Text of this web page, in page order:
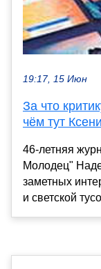
19:17, 15 Июн
За что
чём тут
46-летняя
Молодец"
заметных
и светской